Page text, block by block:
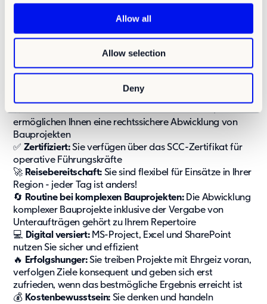
Allow all
Allow selection
Deny
🎓Fachkompetenz:Sie bringen eine technische
Ausbildung, Qualifikation als Bauleiter, Bauingenieur,
⚖️Baurechtssicher:Fundierte Kenntnisse in VOB/VOL
ermöglichen Ihnen eine rechtssichere Abwicklung von
Bauprojekten
✅ Zertifiziert:Sie verfügen über das SCC-Zertifikat für
operative Führungskräfte
🚀 Reisebereitschaft: Sie sind flexibel für Einsätze in Ihrer
Region - jeder Tag ist anders!
🔄️ Routine bei komplexen Bauprojekten: Die Abwicklung
komplexer Bauprojekte inklusive der Vergabe von
Unteraufträgen gehört zu Ihrem Repertoire
💻 Digital versiert:MS-Project, Excel und SharePoint
nutzen Sie sicher und effizient
🔥 Erfolgshunger:Sie treiben Projekte mit Ehrgeiz voran,
verfolgen Ziele konsequent und geben sich erst
zufrieden, wenn das bestmögliche Ergebnis erreicht ist
💰 Kostenbewusstsein:Sie denken und handeln